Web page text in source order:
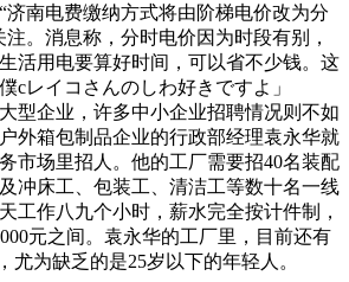
南电费缴纳方式将由阶梯电价改为分
。消息称，分时电价因为时段有别，
活用电要算好时间，可以省不少钱。这
僕cレイコさんのしわ好きですよ」
型企业，许多中小企业招聘情况则不如
外箱包制品企业的行政部经理袁永华就
市场里招人。他的工厂需要招40名装配
冲床工、包装工、清洁工等数十名一线
工作八九个小时，薪水完全按计件制，
元之间。袁永华的工厂里，目前还有
尤为缺乏的是25岁以下的年轻人。